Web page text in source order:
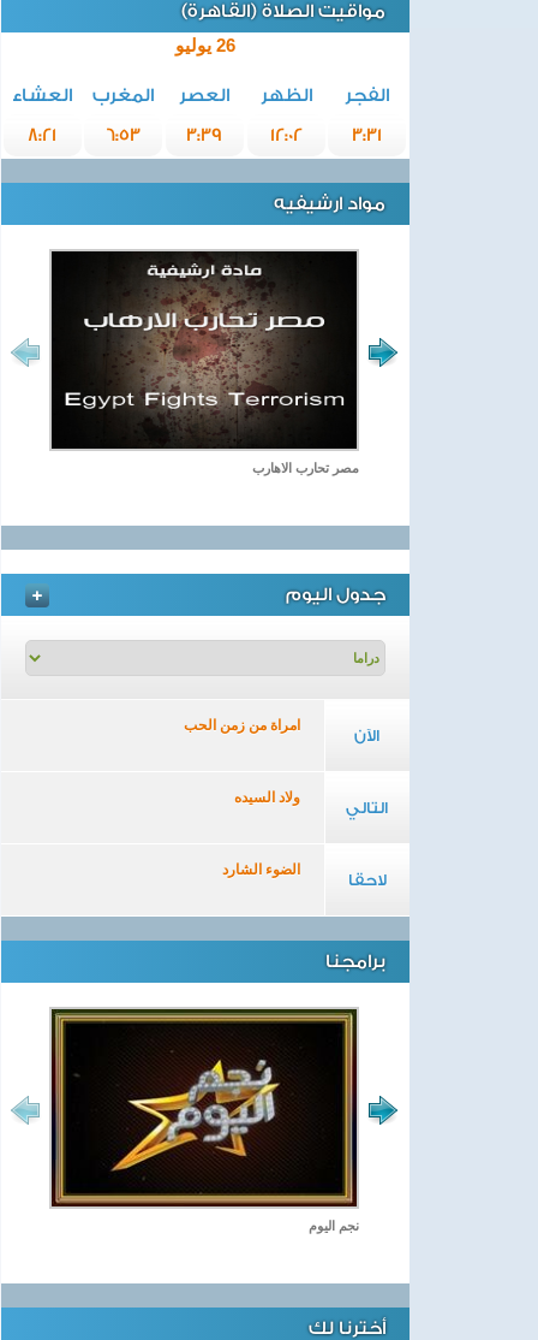
مواقيت الصلاة (القاهرة)
26 يوليو
الفجر الظهر العصر المغرب
العشاء
3:31
12:02
3:39
6:53
8:21
مواد ارشيفيه
مصر تحارب الاهارب
جدول اليوم
الآن
امراة من زمن الحب
التالي
ولاد السيده
لاحقا
الضوء الشارد
برامجنا
نجم اليوم
أخترنا لك